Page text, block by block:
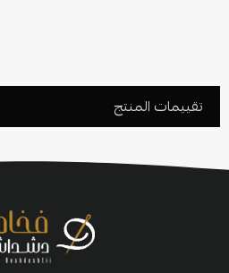
تقييمات المنتج